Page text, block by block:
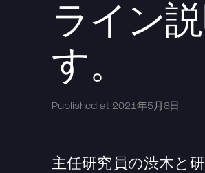
ライン
す。
Published at 2021年5月8日
主任研究員の渋木と